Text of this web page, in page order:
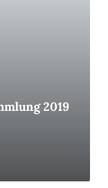
2019